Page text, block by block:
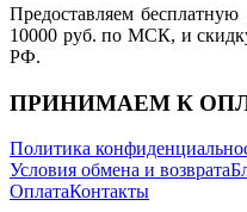
Предоставляем бесплатную
10000 руб. по МСК, и
РФ.
ПРИНИМАЕМ К
Политика
Условия обмена и возврата
ОплатаКонтакты